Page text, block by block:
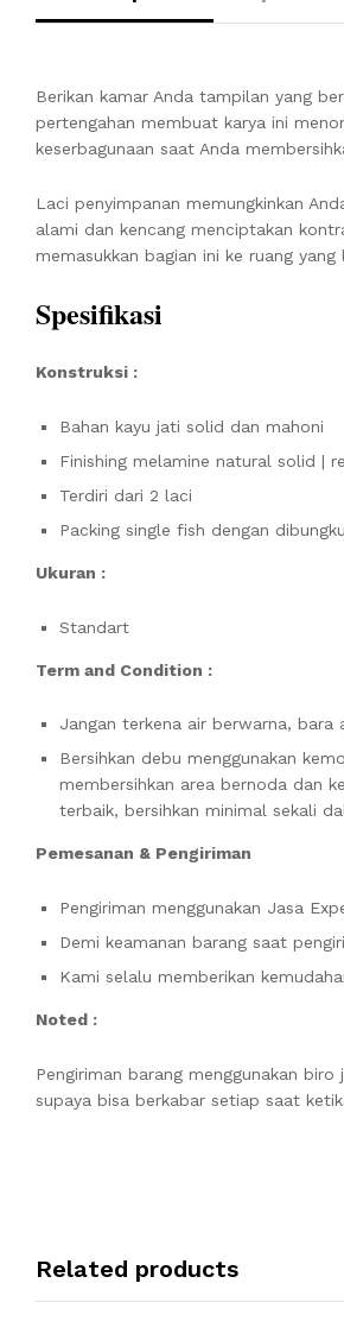
Berikan kamar Anda tampilan yang
pertengahan membuat karya ini
keserbagunaan saat Anda
Laci penyimpanan memungkinkan
alami dan kencang menciptakan
memasukkan bagian ini ke ruang yang
Spesifikasi
Konstruksi :
Bahan kayu jati solid dan mahoni
Finishing melamine natural solid |
Terdiri dari 2 laci
Packing single fish dengan
Ukuran :
Standart
Term and Condition :
Jangan terkena air berwarna,
Bersihkan debu menggunakan
membersihkan area bernoda dan
terbaik, bersihkan minimal sekali
Pemesanan & Pengiriman
Pengiriman menggunakan Jasa
Demi keamanan barang saat
Kami selalu memberikan
Noted :
Pengiriman barang menggunakan
supaya bisa berkabar setiap saat
Related products